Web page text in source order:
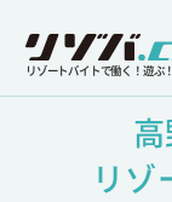
リゾートバイトで働く！遊ぶ
リゾ